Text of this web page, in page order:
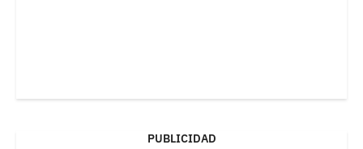
PUBLICIDAD